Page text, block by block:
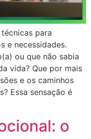
para
e necessidades.
ou que não sabia
vida? Que por mais
e os caminhos
Essa sensação é
o